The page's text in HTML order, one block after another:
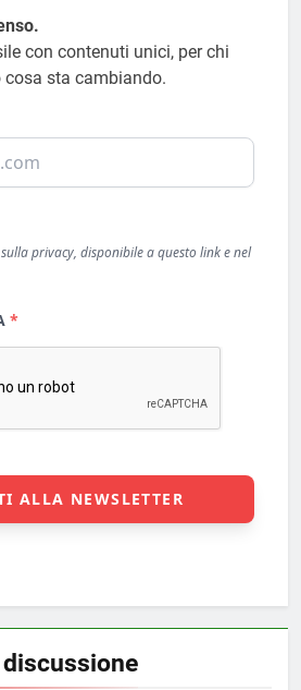
con contenuti unici, per chi
cosa sta cambiando.